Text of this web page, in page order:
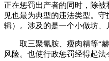
正在惩罚出产者的同时，除
见也最为典型的违法类型。
辑）。涉及的是一个小做坊、
取三聚氰胺、瘦肉精等“赫
风险。也使行政惩罚经得起法